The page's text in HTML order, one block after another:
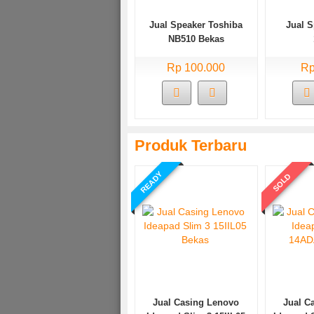
Jual Speaker Toshiba
NB510 Bekas
Rp 100.000
Jual
Produk Terbaru
READY
Jual Casing Lenovo
SOLD
Jual